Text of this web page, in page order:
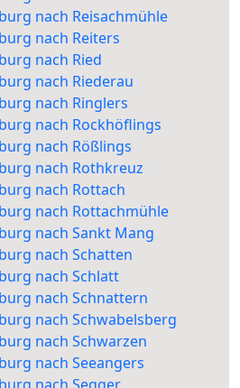
nach Reisachmühle
nach Reiters
nach Ried
nach Riederau
nach Ringlers
nach Rockhöflings
nach Rößlings
nach Rothkreuz
nach Rottach
nach Rottachmühle
nach Sankt Mang
nach Schatten
nach Schlatt
nach Schnattern
nach Schwabelsberg
nach Schwarzen
nach Seeangers